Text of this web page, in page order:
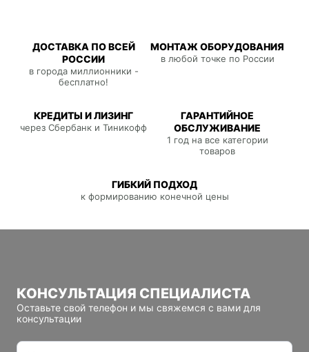
ДОСТАВКА ПО ВСЕЙ
РОССИИ
в города миллионники -
бесплатно!
МОНТАЖ ОБОРУДОВАНИЯ
в любой точке по России
КРЕДИТЫ И ЛИЗИНГ
через Сбербанк и Тиникофф
ГАРАНТИЙНОЕ
ОБСЛУЖИВАНИЕ
1 год на все категории
товаров
ГИБКИЙ ПОДХОД
к формированию конечной цены
КОНСУЛЬТАЦИЯ СПЕЦИАЛИСТА
Оставьте свой телефон и мы свяжемся с вами для
консультации